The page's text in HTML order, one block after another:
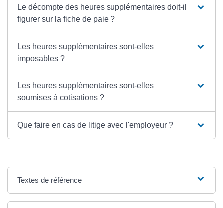
Le décompte des heures supplémentaires doit-il
figurer sur la fiche de paie ?
Les heures supplémentaires sont-elles
imposables ?
Les heures supplémentaires sont-elles
soumises à cotisations ?
Que faire en cas de litige avec l'employeur ?
Textes de référence